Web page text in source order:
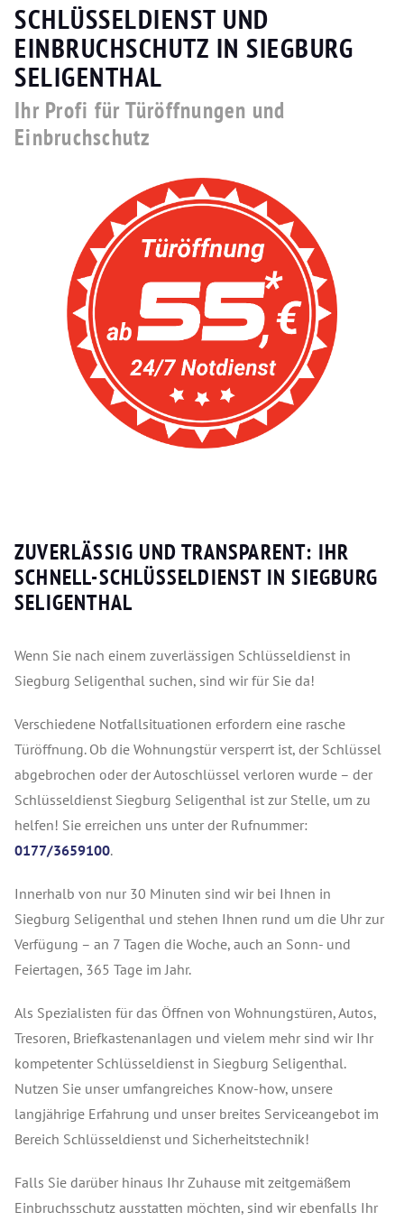
SCHLÜSSELDIENST UND
EINBRUCHSCHUTZ IN SIEGBURG
SELIGENTHAL
Ihr Profi für Türöffnungen und
Einbruchschutz
ZUVERLÄSSIG UND TRANSPARENT: IHR
SCHNELL-SCHLÜSSELDIENST IN SIEGBURG
SELIGENTHAL
Wenn Sie nach einem zuverlässigen Schlüsseldienst in
Siegburg Seligenthal suchen, sind wir für Sie da!
Verschiedene Notfallsituationen erfordern eine rasche
Türöffnung. Ob die Wohnungstür versperrt ist, der Schlüssel
abgebrochen oder der Autoschlüssel verloren wurde – der
Schlüsseldienst Siegburg Seligenthal ist zur Stelle, um zu
helfen! Sie erreichen uns unter der Rufnummer:
0177/3659100.
Innerhalb von nur 30 Minuten sind wir bei Ihnen in
Siegburg Seligenthal und stehen Ihnen rund um die Uhr zur
Verfügung – an 7 Tagen die Woche, auch an Sonn- und
Feiertagen, 365 Tage im Jahr.
Als Spezialisten für das Öffnen von Wohnungstüren, Autos,
Tresoren, Briefkastenanlagen und vielem mehr sind wir Ihr
kompetenter Schlüsseldienst in Siegburg Seligenthal.
Nutzen Sie unser umfangreiches Know-how, unsere
langjährige Erfahrung und unser breites Serviceangebot im
Bereich Schlüsseldienst und Sicherheitstechnik!
Falls Sie darüber hinaus Ihr Zuhause mit zeitgemäßem
Einbruchsschutz ausstatten möchten, sind wir ebenfalls Ihr